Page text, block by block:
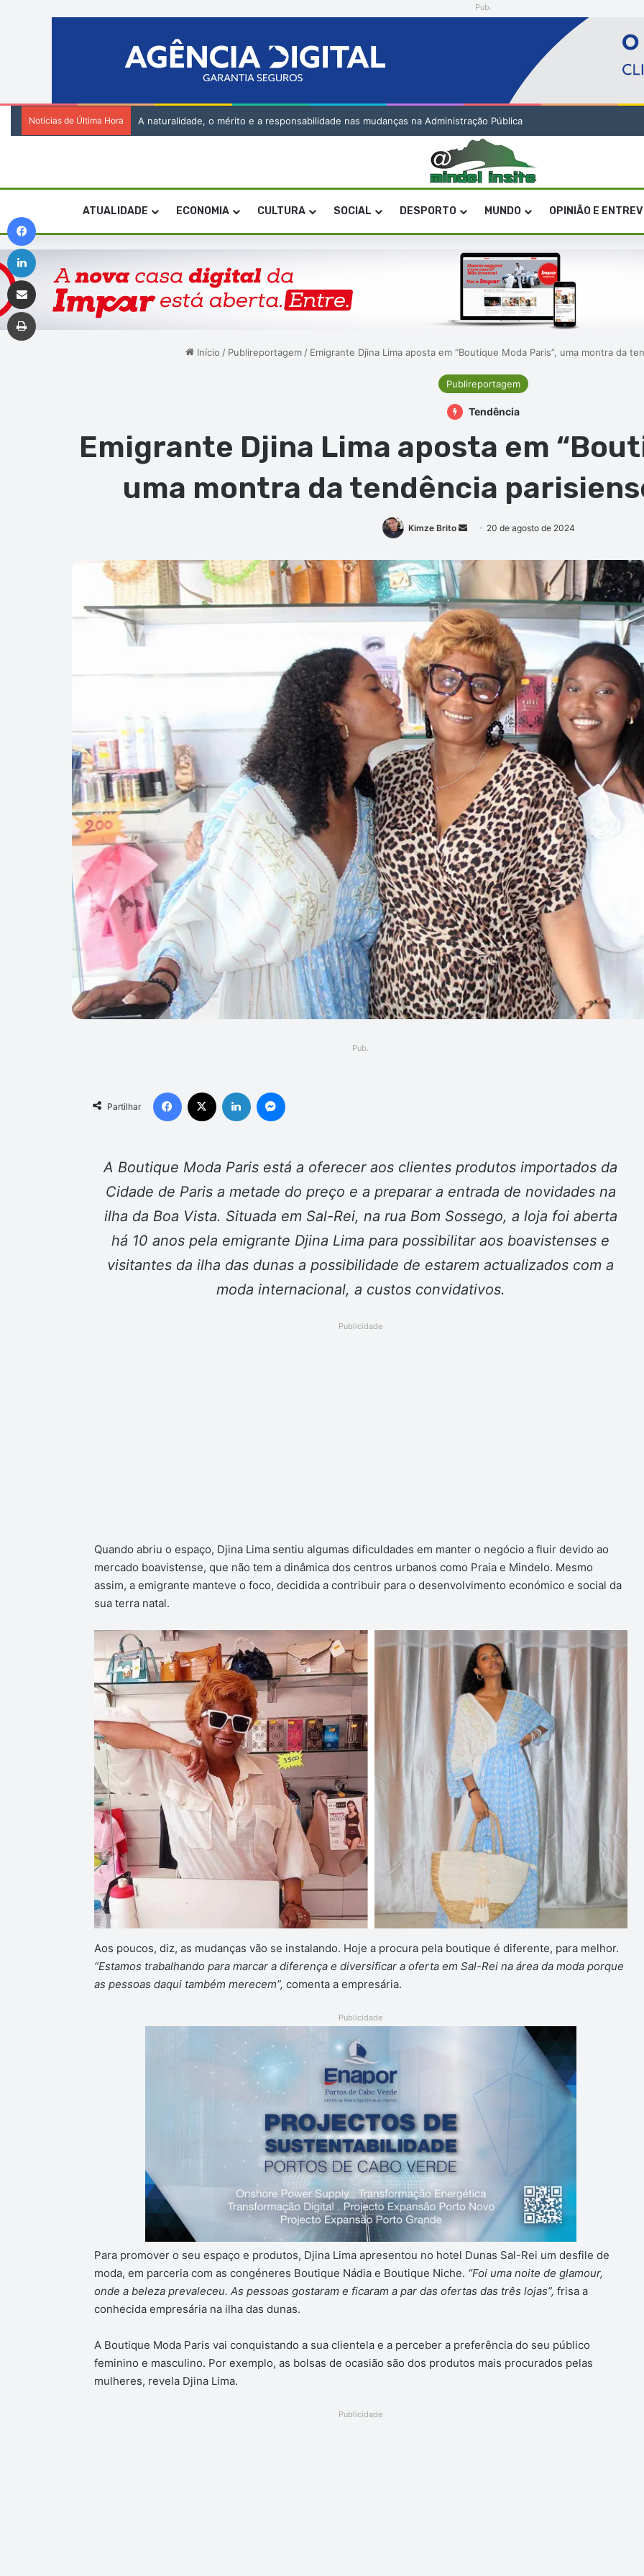
Pub.
Notícias de Última Hora A naturalidade, o mérito e a responsabilidade nas mudanças na Administração Pública
ATUALIDADE ECONOMIA CULTURA SOCIAL DESPORTO MUNDO OPINIÃO E
Início / Publireportagem / Emigrante Djina Lima aposta em “Boutique Moda Paris”, uma montra da
Publireportagem
Tendência
Emigrante Djina Lima aposta em
uma montra da tendência
Kimze Brito
Mande
e-
20 de agosto de 2024
Pub.
Partilhar
Facebook Linkedin
A Boutique Moda Paris está a oferecer aos clientes produtos importados da
Cidade de Paris a metade do preço e a preparar a entrada de novidades na
ilha da Boa Vista. Situada em Sal-Rei, na rua Bom Sossego, a loja foi aberta
há 10 anos pela emigrante Djina Lima para possibilitar aos boavistenses e
visitantes da ilha das dunas a possibilidade de estarem actualizados com a
moda internacional, a custos convidativos.
Publicidade
Quando abriu o espaço, Djina Lima sentiu algumas dificuldades em manter o negócio a fluir devido ao
mercado boavistense, que não tem a dinâmica dos centros urbanos como Praia e Mindelo. Mesmo
assim, a emigrante manteve o foco, decidida a contribuir para o desenvolvimento económico e social da
sua terra natal.
Aos poucos, diz, as mudanças vão se instalando. Hoje a procura pela boutique é diferente, para melhor.
“Estamos trabalhando para marcar a diferença e diversificar a oferta em Sal-Rei na área da moda porque
as pessoas daqui também merecem”, comenta a empresária.
Publicidade
Para promover o seu espaço e produtos, Djina Lima apresentou no hotel Dunas Sal-Rei um desfile de
moda, em parceria com as congéneres Boutique Nádia e Boutique Niche. “Foi uma noite de glamour,
onde a beleza prevaleceu. As pessoas gostaram e ficaram a par das ofertas das três lojas”, frisa a
conhecida empresária na ilha das dunas.
A Boutique Moda Paris vai conquistando a sua clientela e a perceber a preferência do seu público
feminino e masculino. Por exemplo, as bolsas de ocasião são dos produtos mais procurados pelas
mulheres, revela Djina Lima.
Publicidade
Linkedin
Imprimir